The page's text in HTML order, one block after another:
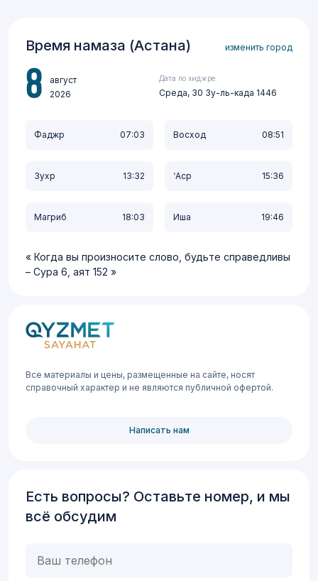
Время намаза (Астана) изменить город
8
август
2026
Дата по хиджре:
Среда, 30 Зу-ль-када 1446
Фаджр 07:03 Восход 08:51
Зухр 13:32 ‘Аср 15:36
Магриб 18:03 Иша 19:46
Когда вы произносите слово, будьте справедливы
– Сура 6, аят 152
Все материалы и цены, размещенные на сайте, носят
справочный характер и не являются публичной офертой.
Написать нам
Есть вопросы? Оставьте номер, и мы
всё обсудим
телефон